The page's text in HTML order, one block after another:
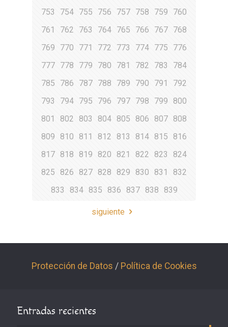
753
754 755 756 757 758 759
760
761
762 763 764 765 766 767 768
769
770 771 772 773 774 775
776
777 778 779 780 781 782 783
784
785
786 787 788 789 790 791
792
793
794 795 796 797 798 799
800
801
802 803 804 805 806 807 808
809
810 811 812 813 814 815
816
817 818 819 820 821 822 823
824
825
826 827 828 829 830 831
832
833
834 835 836 837 838 839
siguiente
Protección de Datos / Política de Cookies
Entradas recientes